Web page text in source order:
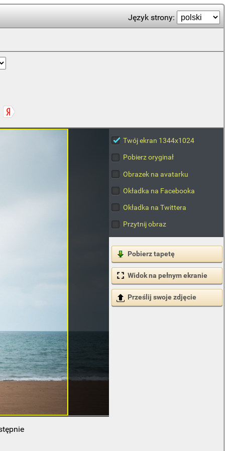
Język strony:
Twój ekran 1344x1024
Pobierz oryginał
Obrazek na avatarku
Okładka na Facebooka
Okładka na Twittera
Przytnij obraz
Pobierz tapetę
Widok na pełnym ekranie
Prześlij swoje zdjęcie